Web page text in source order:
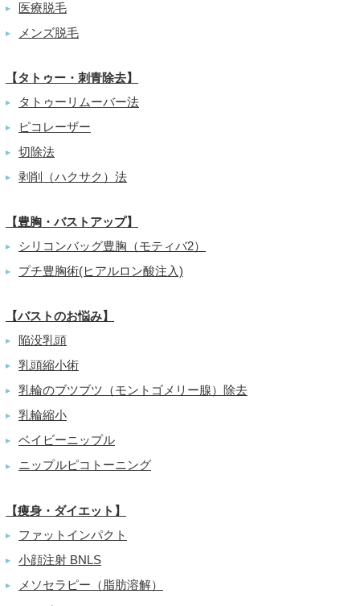
▶ 医療脱毛
▶ メンズ脱毛
【タトゥー・刺青除去】
▶ タトゥーリムーバー法
▶ ピコレーザー
▶ 切除法
▶ 剥削（ハクサク）法
【豊胸・バストアップ】
▶ シリコンバッグ豊胸（モティバ2）
▶ プチ豊胸術(ヒアルロン酸注入)
【バストのお悩み】
▶ 陥没乳頭
▶ 乳頭縮小術
▶ 乳輪のブツブツ（モントゴメリー腺）除去
▶ 乳輪縮小
▶ ベイビーニップル
▶ ニップルピコトーニング
【痩身・ダイエット】
▶ ファットインパクト
▶ 小顔注射 BNLS
▶
メソセラピー（脂肪溶解）